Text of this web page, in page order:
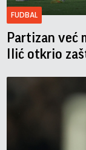
FUDBAL
Partizan već
Ilić otkrio